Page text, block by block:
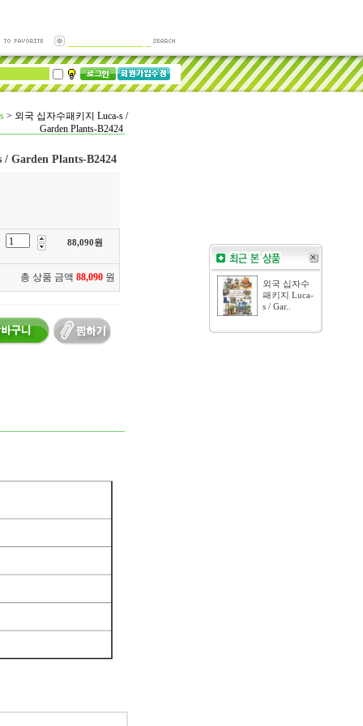
> 외국 십자수패키지 Luca-s /
Garden Plants-B2424
Garden Plants-B2424
88,090원
총 상품 금액 88,090 원
외국 십자수
패키지 Luca-
s / Gar..